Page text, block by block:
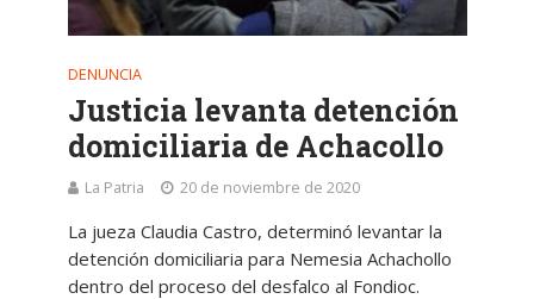
DENUNCIA
Justicia levanta detención
domiciliaria de Achacollo
La Patria 20 de noviembre de 2020
La jueza Claudia Castro, determinó levantar la
detención domiciliaria para Nemesia Achachollo
dentro del proceso del desfalco al Fondioc.